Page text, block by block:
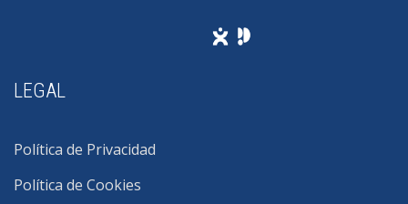
LEGAL
Política de Privacidad
Política de Cookies